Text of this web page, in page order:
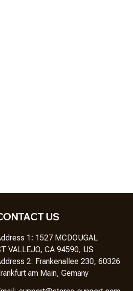
US
1: 1527 MCDOUGAL
VALLEJO, CA 94590, US
2: Frankenallee 230, 60326
am Main, Gemany